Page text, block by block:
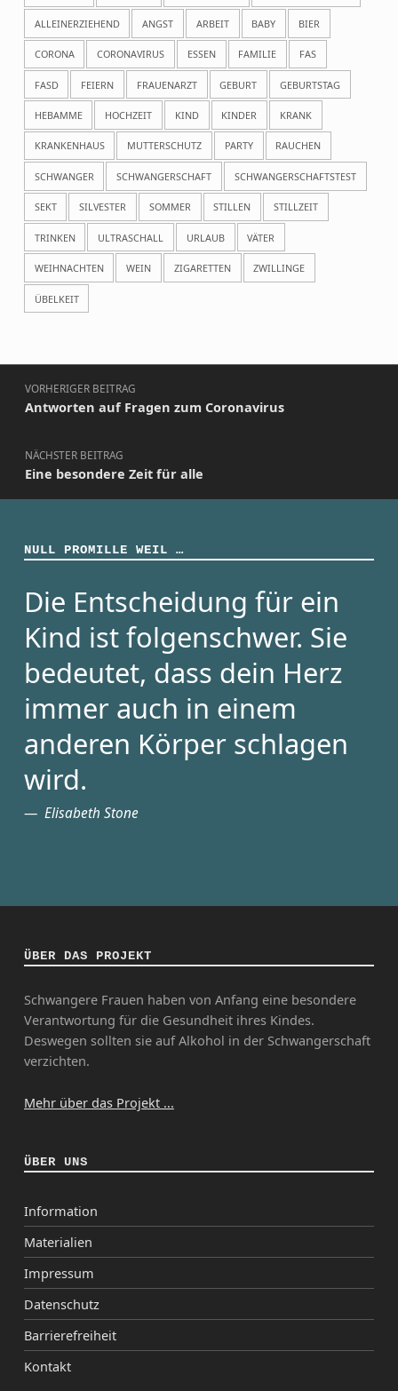
ALLEINERZIEHEND ANGST ARBEIT BABY BIER
CORONA CORONAVIRUS ESSEN FAMILIE FAS
FASD FEIERN FRAUENARZT GEBURT GEBURTSTAG
HEBAMME HOCHZEIT KIND KINDER KRANK
KRANKENHAUS MUTTERSCHUTZ PARTY RAUCHEN
SCHWANGER SCHWANGERSCHAFT SCHWANGERSCHAFTSTEST
SEKT SILVESTER SOMMER STILLEN STILLZEIT
TRINKEN ULTRASCHALL URLAUB VÄTER
WEIHNACHTEN WEIN ZIGARETTEN ZWILLINGE
ÜBELKEIT
Beitragsnavigation
VORHERIGER BEITRAG
Antworten auf Fragen zum Coronavirus
NÄCHSTER BEITRAG
Eine besondere Zeit für alle
NULL PROMILLE WEIL …
Die Entscheidung für ein
Kind ist folgenschwer. Sie
bedeutet, dass dein Herz
immer auch in einem
anderen Körper schlagen
wird.
Elisabeth Stone
ÜBER DAS PROJEKT
Schwangere Frauen haben von Anfang eine besondere
Verantwortung für die Gesundheit ihres Kindes.
Deswegen sollten sie auf Alkohol in der Schwangerschaft
verzichten.
Mehr über das Projekt ...
ÜBER UNS
Information
Materialien
Impressum
Datenschutz
Barrierefreiheit
Kontakt